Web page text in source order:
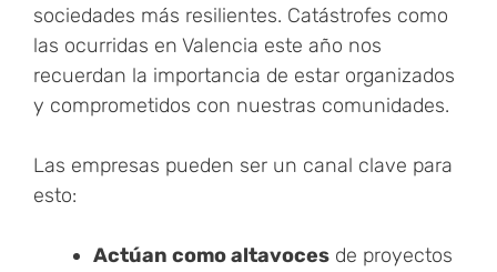
sociedades más resilientes. Catástrofes como
las ocurridas en Valencia este año nos
recuerdan la importancia de estar organizados
y comprometidos con nuestras comunidades.
Las empresas pueden ser un canal clave para
esto:
Actúan como altavoces de proyectos